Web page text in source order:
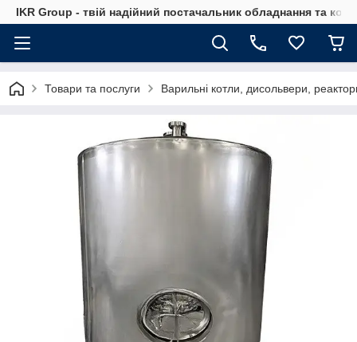
IKR Group - твій надійний постачальник обладнання та
Товари та послуги Варильні котли, дисольвери,